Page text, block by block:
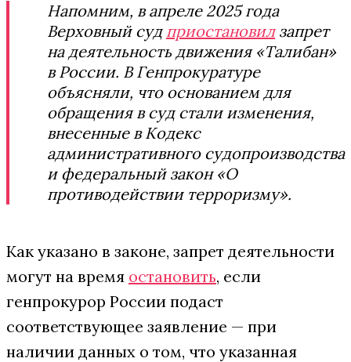
Напомним, в апреле 2025 года
Верховный судприостановилзапрет
на деятельность движения «Талибан»
в России. В Генпрокуратуре
объясняли, что основанием для
обращения в суд стали изменения,
внесенные в Кодекс
административного судопроизводства
и федеральный закон «О
противодействии терроризму».
Как указано в законе, запрет деятельности
могут на время остановить, если
генпрокурор России подаст
соответствующее заявление — при
наличии данных о том, что указанная